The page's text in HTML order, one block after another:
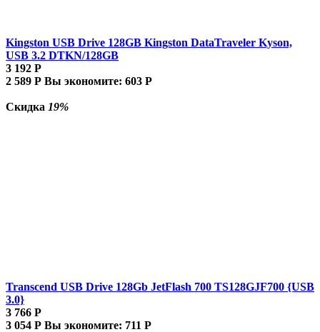
Kingston USB Drive 128GB Kingston DataTraveler Kyson,
USB 3.2 DTKN/128GB
3 192 Р
2 589 Р Вы экономите: 603 Р
Скидка 19%
Transcend USB Drive 128Gb JetFlash 700 TS128GJF700 {USB
3.0}
3 766 Р
3 054 Р Вы экономите: 711 Р